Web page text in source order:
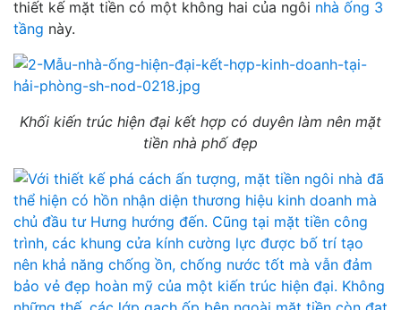
thiết kế mặt tiền có một không hai của ngôi nhà ống 3
tầng này.
Khối kiến trúc hiện đại kết hợp có duyên làm nên mặt
tiền nhà phố đẹp